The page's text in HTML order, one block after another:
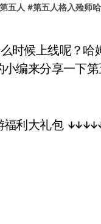
第五人 #第五人格入殓师
编来分享一下
福利大礼包